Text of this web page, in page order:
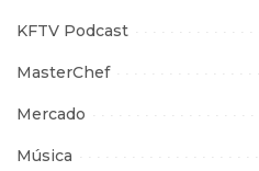
KFTV Podcast
MasterChef
Mercado
Música